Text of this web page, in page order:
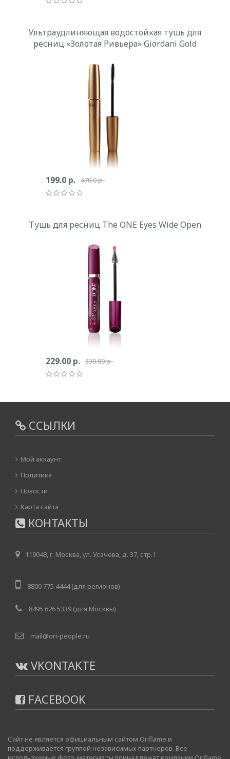
Ультраудлиняющая водостойкая тушь для
ресниц «Золотая Ривьера» Giordani Gold
199.0 р. 470.0 р.
Тушь для ресниц The ONE Eyes Wide Open
229.00 р. 330.00 р.
ССЫЛКИ
Мой аккаунт
Политика
Новости
Карта сайта
КОНТАКТЫ
119048, г. Москва, ул. Усачева, д. 37, стр.1
8800 775 4444 (для регионов)
8495 626 5339 (для Москвы)
mail@ori-people.ru
VKONTAKTE
FACEBOOK
Сайт не является официальным сайтом Oriflame и
поддерживается группой независимых партнеров. Все